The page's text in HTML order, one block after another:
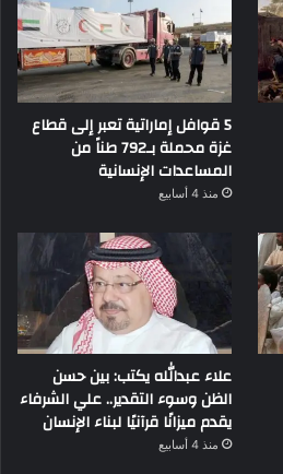
5 قوافل إماراتية تعبر إلى قطاع
غزة محملة بـ792 طناً من
المساعدات الإنسانية
منذ 4 أسابيع
علاء عبدالله يكتب: بين حسن
الظن وسوء التقدير.. علي الشرفاء
يقدم ميزانًا قرآنيًا لبناء الإنسان
منذ 4 أسابيع